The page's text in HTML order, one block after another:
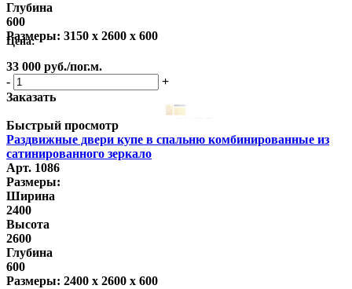
Глубина
600
Размеры: 3150 x 2600 x 600
Цена:
33 000 руб./пог.м.
-
+
Заказать
Быстрый просмотр
Раздвижные двери купе в спальню комбинированные из
сатинированного зеркало
Арт. 1086
Размеры:
Ширина
2400
Высота
2600
Глубина
600
Размеры: 2400 x 2600 x 600